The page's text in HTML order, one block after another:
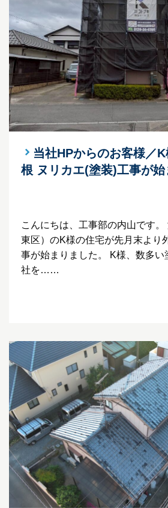
当社HPからのお客様／
根 ヌリカエ(塗装)工事が始
こんにちは、工事部の内山です。
東区）のK様の住宅が先月末より
事が始まりました。 K様、数多い
社を……